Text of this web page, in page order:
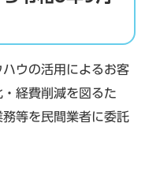
ハウの活用によるお客
経費削減を図るた
等を民間業者に委託